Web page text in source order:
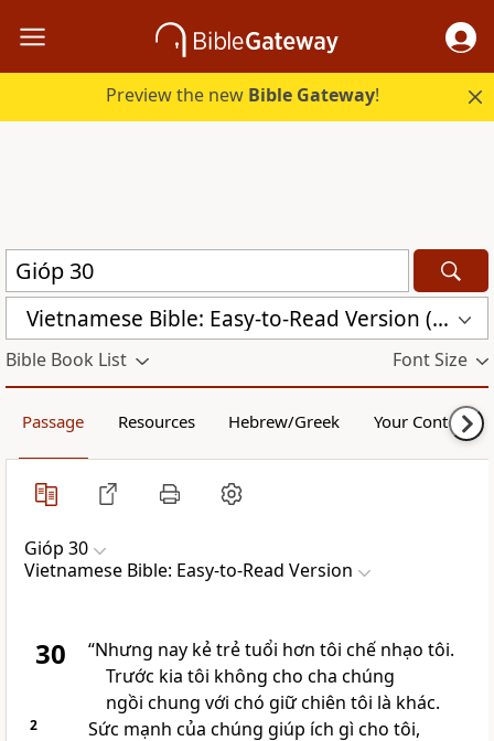
Preview the new Bible Gateway!
Vietnamese Bible: Easy-to-Read Version (BPT)
Bible Book List Font Size
Passage Resources Hebrew/Greek Your Content
Gióp 30
Vietnamese Bible: Easy-to-Read Version
30
“Nhưng nay kẻ trẻ tuổi hơn tôi chế nhạo tôi.
Trước kia tôi không cho cha chúng
ngồi chung với chó giữ chiên tôi là khác.
2
Sức mạnh của chúng giúp ích gì cho tôi,